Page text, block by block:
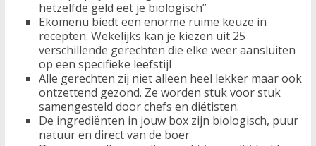
hetzelfde geld eet je biologisch”
Ekomenu biedt een enorme ruime keuze in
recepten. Wekelijks kan je kiezen uit 25
verschillende gerechten die elke weer aansluiten
op een specifieke leefstijl
Alle gerechten zij niet alleen heel lekker maar ook
ontzettend gezond. Ze worden stuk voor stuk
samengesteld door chefs en diëtisten.
De ingrediënten in jouw box zijn biologisch, puur
natuur en direct van de boer